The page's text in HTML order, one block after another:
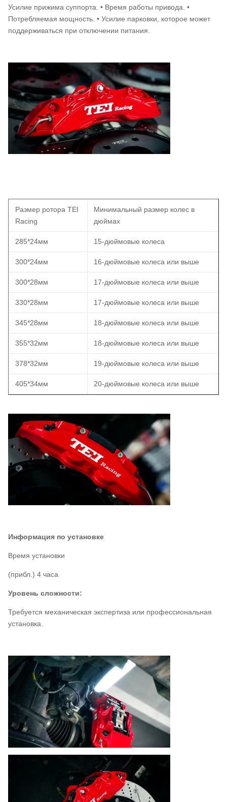
Усилие прижима суппорта. • Время работы привода. •
Потребляемая мощность. • Усилие парковки, которое может
поддерживаться при отключении питания.
Размер ротора TEI
Racing
Минимальный размер колес в
дюймах
285*24мм 15-дюймовые колеса
300*24мм 16-дюймовые колеса или выше
300*28мм 17-дюймовые колеса или выше
330*28мм 17-дюймовые колеса или выше
345*28мм 18-дюймовые колеса или выше
355*32мм 18-дюймовые колеса или выше
378*32мм 19-дюймовые колеса или выше
405*34мм 20-дюймовые колеса или выше
Информация по установке
Время установки
(прибл.) 4 часа
Уровень сложности:
Требуется механическая экспертиза или профессиональная
установка.